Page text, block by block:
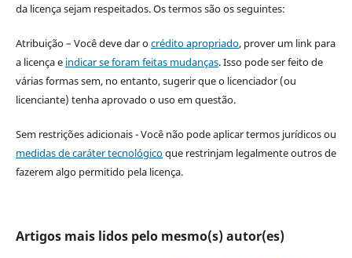
da licença sejam respeitados. Os termos são os seguintes:
Atribuição – Você deve dar ocrédito apropriado, prover um link para
a licença e indicar se foram feitas mudanças. Isso pode ser feito de
várias formas sem, no entanto, sugerir que o licenciador (ou
licenciante) tenha aprovado o uso em questão.
Sem restrições adicionais - Você não pode aplicar termos jurídicos ou
medidas de caráter tecnológicoque restrinjam legalmente outros de
fazerem algo permitido pela licença.
Artigos mais lidos pelo mesmo(s) autor(es)